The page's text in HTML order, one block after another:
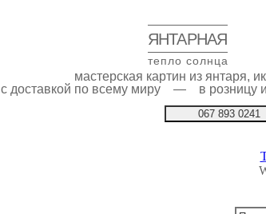
ЯНТАРНАЯ
тепло солнца
мастерская картин из янтаря,
с доставкой по всему миру — в розницу
067 893 0241